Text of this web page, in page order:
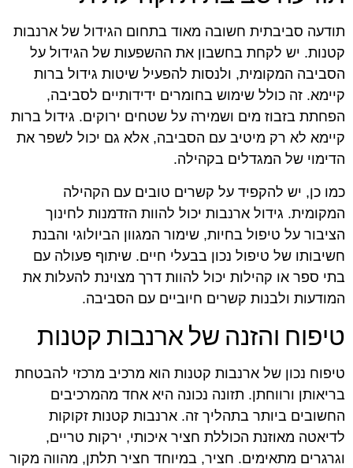
תודעה סביבתית חשובה מאוד בתחום הגידול של ארנבות
קטנות. יש לקחת בחשבון את ההשפעות של הגידול על
הסביבה המקומית, ולנסות להפעיל שיטות גידול ברות
קיימא. זה כולל שימוש בחומרים ידידותיים לסביבה,
הפחתת בזבוז מים ושמירה על שטחים ירוקים. גידול ברות
קיימא לא רק מיטיב עם הסביבה, אלא גם יכול לשפר את
הדימוי של המגדלים בקהילה.
כמו כן, יש להקפיד על קשרים טובים עם הקהילה
המקומית. גידול ארנבות יכול להוות הזדמנות לחינוך
הציבור על טיפול בחיות, שימור המגוון הביולוגי והבנת
חשיבותו של טיפול נכון בבעלי חיים. שיתוף פעולה עם
בתי ספר או קהילות יכול להוות דרך מצוינת להעלות את
המודעות ולבנות קשרים חיוביים עם הסביבה.
טיפוח והזנה של ארנבות קטנות
טיפוח נכון של ארנבות קטנות הוא מרכיב מרכזי להבטחת
בריאותן ורווחתן. תזונה נכונה היא אחד מהמרכיבים
החשובים ביותר בתהליך זה. ארנבות קטנות זקוקות
לדיאטה מאוזנת הכוללת חציר איכותי, ירקות טריים,
וגרגרים מתאימים. חציר, במיוחד חציר תלתן, מהווה מקור